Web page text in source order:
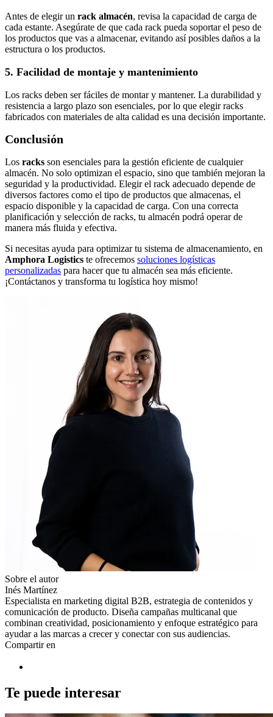
Antes de elegir un rack almacén, revisa la capacidad de carga de
cada estante. Asegúrate de que cada rack pueda soportar el peso de
los productos que vas a almacenar, evitando así posibles daños a la
estructura o los productos.
5. Facilidad de montaje y mantenimiento
Los racks deben ser fáciles de montar y mantener. La durabilidad y
resistencia a largo plazo son esenciales, por lo que elegir racks
fabricados con materiales de alta calidad es una decisión importante.
Conclusión
Los racks son esenciales para la gestión eficiente de cualquier
almacén. No solo optimizan el espacio, sino que también mejoran la
seguridad y la productividad. Elegir el rack adecuado depende de
diversos factores como el tipo de productos que almacenas, el
espacio disponible y la capacidad de carga. Con una correcta
planificación y selección de racks, tu almacén podrá operar de
manera más fluida y efectiva.
Si necesitas ayuda para optimizar tu sistema de almacenamiento, en
Amphora Logistics te ofrecemos soluciones logísticas
personalizadas para hacer que tu almacén sea más eficiente.
¡Contáctanos y transforma tu logística hoy mismo!
Sobre el autor
Inés Martínez
Especialista en marketing digital B2B, estrategia de contenidos y
comunicación de producto. Diseña campañas multicanal que
combinan creatividad, posicionamiento y enfoque estratégico para
ayudar a las marcas a crecer y conectar con sus audiencias.
Compartir en
Te puede interesar